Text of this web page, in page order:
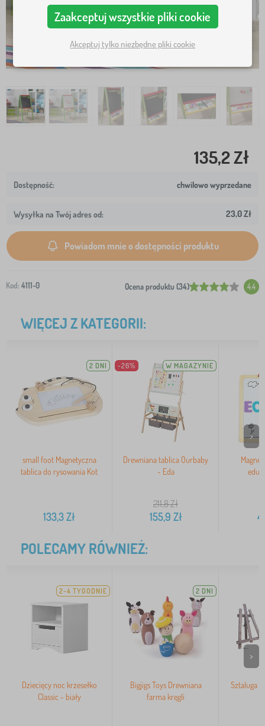
135,2 Zł
chwilowo wyprzedane
Wysyłka na Twój adres od: 23,0 Zł
Powiadom mnie o dostępności produktu
Kod: 4111-0 Ocena produktu (34) 4.4
WIĘCEJ Z KATEGORII:
2 DNI
small foot Magnetyczna
tablica do rysowania Kot
133,3Zł
-26% W MAGAZYNIE
Drewniana tablica Ourbaby
- Eda
211,8Zł
155,9 Zł
>
POLECAMY RÓWNIEŻ:
2-4 TYGODNIE
Dziecięcy noc krzesełko
Classic - biały
2 DNI
Bigjigs Toys Drewniana
farma kręgli
Sztaluga
>
Zaakceptuj wszystkie pliki cookie
Akceptuj tylko niezbędne pliki cookie